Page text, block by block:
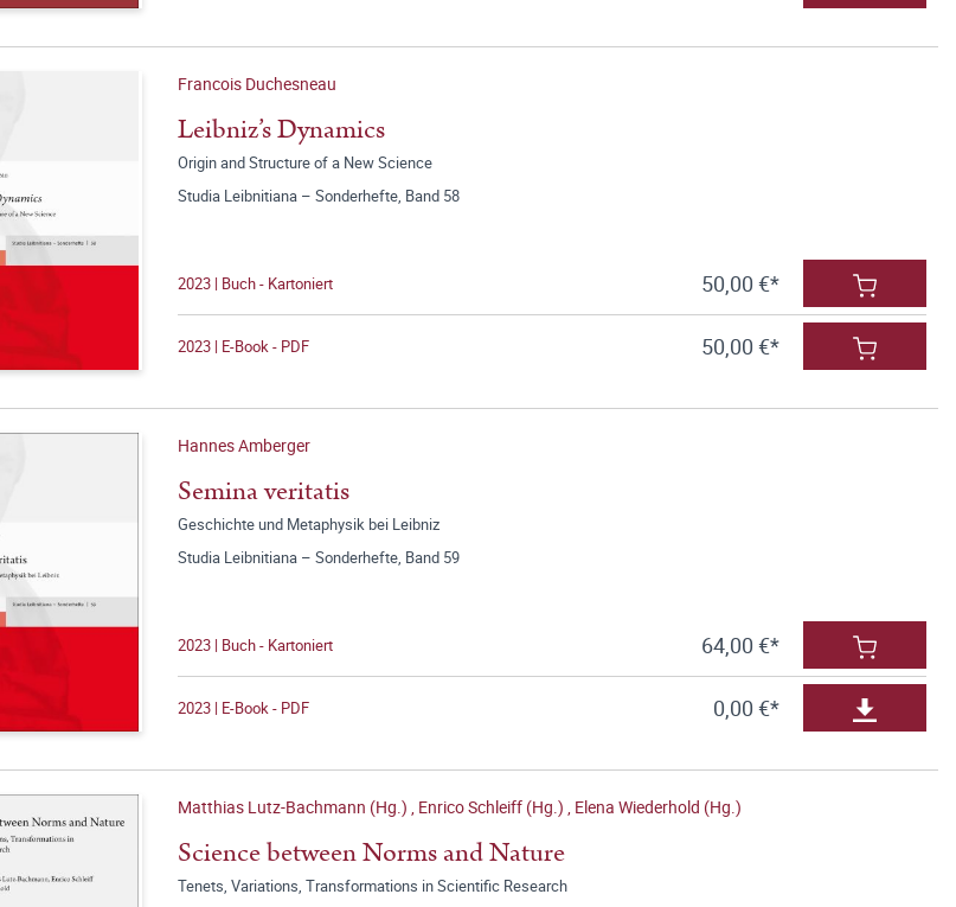
Francois Duchesneau
Leibniz’s Dynamics
Origin and Structure of a New Science
Studia Leibnitiana – Sonderhefte, Band 58
2023 | Buch - Kartoniert 50,00 €*
2023 | E-Book - PDF 50,00 €*
Hannes Amberger
Semina veritatis
Geschichte und Metaphysik bei Leibniz
Studia Leibnitiana – Sonderhefte, Band 59
2023 | Buch - Kartoniert 64,00 €*
2023 | E-Book - PDF 0,00 €*
Matthias Lutz-Bachmann (Hg.) , Enrico Schleiff (Hg.) , Elena Wiederhold (Hg.)
Science between Norms and Nature
Tenets, Variations, Transformations in Scientific Research